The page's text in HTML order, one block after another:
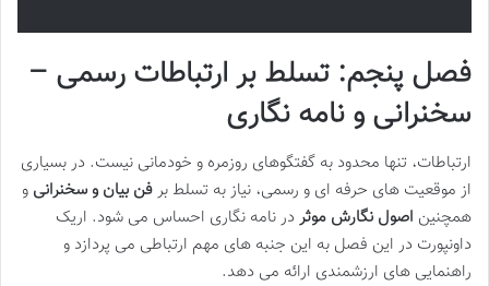
فصل پنجم: تسلط بر ارتباطات رسمی –
سخنرانی و نامه نگاری
ارتباطات، تنها محدود به گفتگوهای روزمره و خودمانی نیست. در بسیاری
از موقعیت های حرفه ای و رسمی، نیاز به تسلط برفن بیان و سخنرانی و
همچنین اصول نگارش موثردر نامه نگاری احساس می شود. اریک
داونپورت در این فصل به این جنبه های مهم ارتباطی می پردازد و
راهنمایی های ارزشمندی ارائه می دهد.